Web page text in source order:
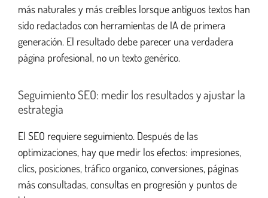
más naturales y más creíbles lorsque antiguos textos han
sido redactados con herramientas de IA de primera
generación. El resultado debe parecer una verdadera
página profesional, no un texto genérico.
Seguimiento SEO: medir los resultados y ajustar la
estrategia
El SEO requiere seguimiento. Después de las
optimizaciones, hay que medir los efectos: impresiones,
clics, posiciones, tráfico organico, conversiones, páginas
más consultadas, consultas en progresión y puntos de